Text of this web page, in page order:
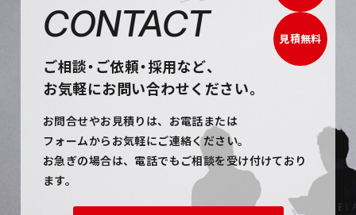
CONTACT 見積無料
ご相談・ご依頼・採用など、
お気軽にお問い合わせください。
お問合せやお見積りは、お電話または
フォームからお気軽にご連絡ください。
お急ぎの場合は、電話でもご相談を受け付けており
ます。